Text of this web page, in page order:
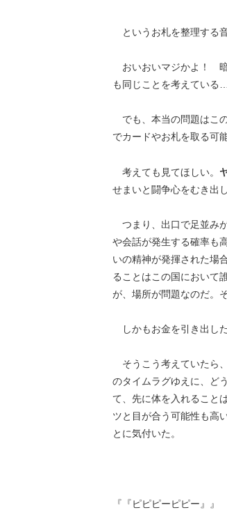
というお札を整理する音
おいおいマジかよ！ 暗
も同じことを考えてい
でも、本当の問題はこ
でカードやお札を取る可
考えても見てほしい。
せまいと闘争心をむき出
つまり、出口で足並み
や会話が発生する確率も
いの精神が発揮された場
ることはこの国において
が、場所が問題なのだ。
しかもお金を引き出し
そうこう考えていたら
のタイムラグゆえに、ど
て、先に体を入れること
ツと目が合う可能性も高
とに気付いた。
『『ピピピーピピー』』